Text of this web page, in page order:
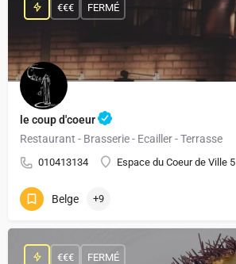
le coup d'coeur
Restaurant - Brasserie - Ecailler - Terrasse
010413134 Espace du Coeur de Ville 5
€€€ FERMÉ
Belge +9
€€€ FERMÉ